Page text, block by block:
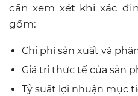
cần xem xét khi xác
gồm:
Chi phí sản xuất và
Giá trị thực tế của sản
Tỷ suất lợi nhuận mục